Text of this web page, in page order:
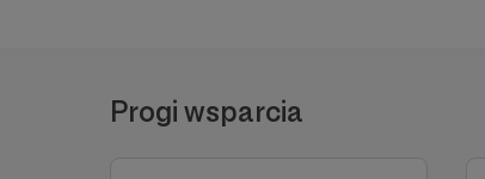
Progi wsparcia